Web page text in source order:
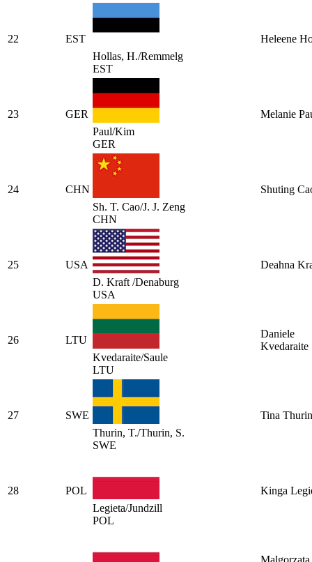
22
EST
Hollas, H./Remmelg
EST
Heleene
23
GER
Paul/Kim
GER
Melanie
24
CHN
Sh. T. Cao/J. J. Zeng
CHN
Shuting
25
USA
D. Kraft /Denaburg
USA
Deahna
26
LTU
Kvedaraite/Saule
LTU
Daniele
Kvedaraite
27
SWE
Thurin, T./Thurin, S.
SWE
Tina Thurin
28
POL
Legieta/Jundzill
POL
Kinga
Malgorzata